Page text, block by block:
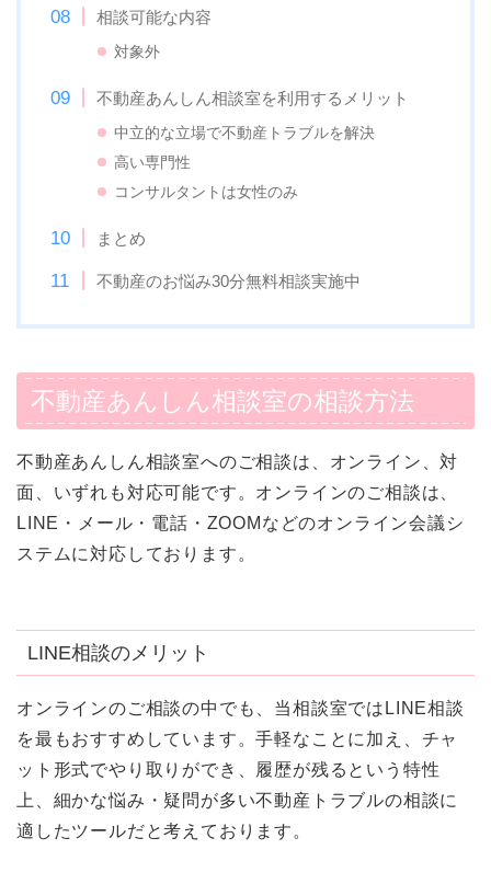
相談可能な内容
対象外
不動産あんしん相談室を利用するメリット
中立的な立場で不動産トラブルを解決
高い専門性
コンサルタントは女性のみ
まとめ
不動産のお悩み30分無料相談実施中
不動産あんしん相談室の相談方法
不動産あんしん相談室へのご相談は、オンライン、対
面、いずれも対応可能です。オンラインのご相談は、
LINE・メール・電話・ZOOMなどのオンライン会議シ
ステムに対応しております。
LINE相談のメリット
オンラインのご相談の中でも、当相談室ではLINE相談
を最もおすすめしています。手軽なことに加え、チャ
ット形式でやり取りができ、履歴が残るという特性
上、細かな悩み・疑問が多い不動産トラブルの相談に
適したツールだと考えております。